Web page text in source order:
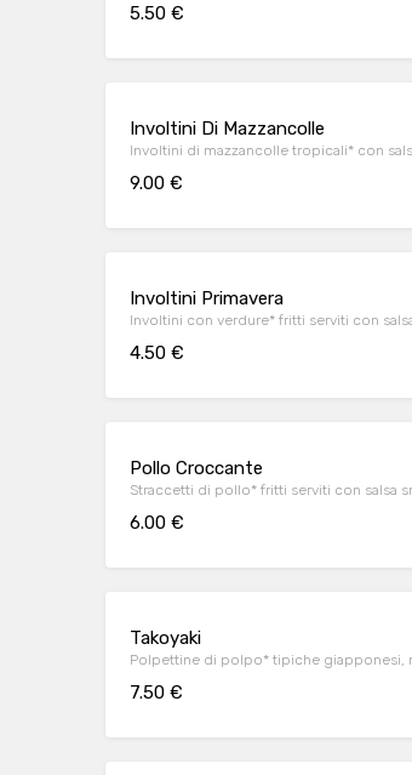
5.50 €
Involtini Di Mazzancolle
Involtini di mazzancolle tropicali* con
9.00 €
Involtini Primavera
Involtini con verdure* fritti serviti con
4.50 €
Pollo Croccante
Straccetti di pollo* fritti serviti con salsa
6.00 €
Takoyaki
Polpettine di polpo* tipiche giapponesi,
7.50 €